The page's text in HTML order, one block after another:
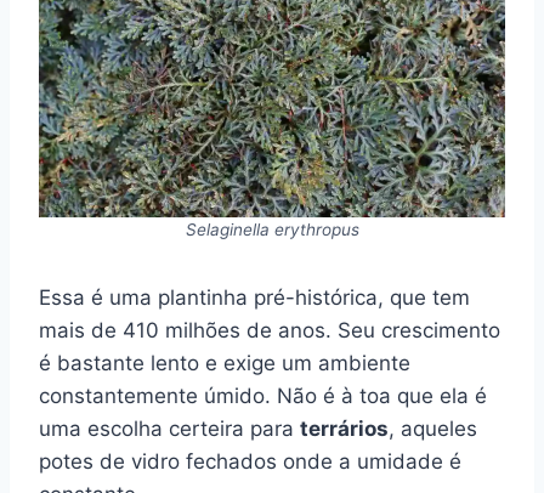
Selaginella erythropus
Essa é uma plantinha pré-histórica, que tem
mais de 410 milhões de anos. Seu crescimento
é bastante lento e exige um ambiente
constantemente úmido. Não é à toa que ela é
uma escolha certeira para terrários, aqueles
potes de vidro fechados onde a umidade é